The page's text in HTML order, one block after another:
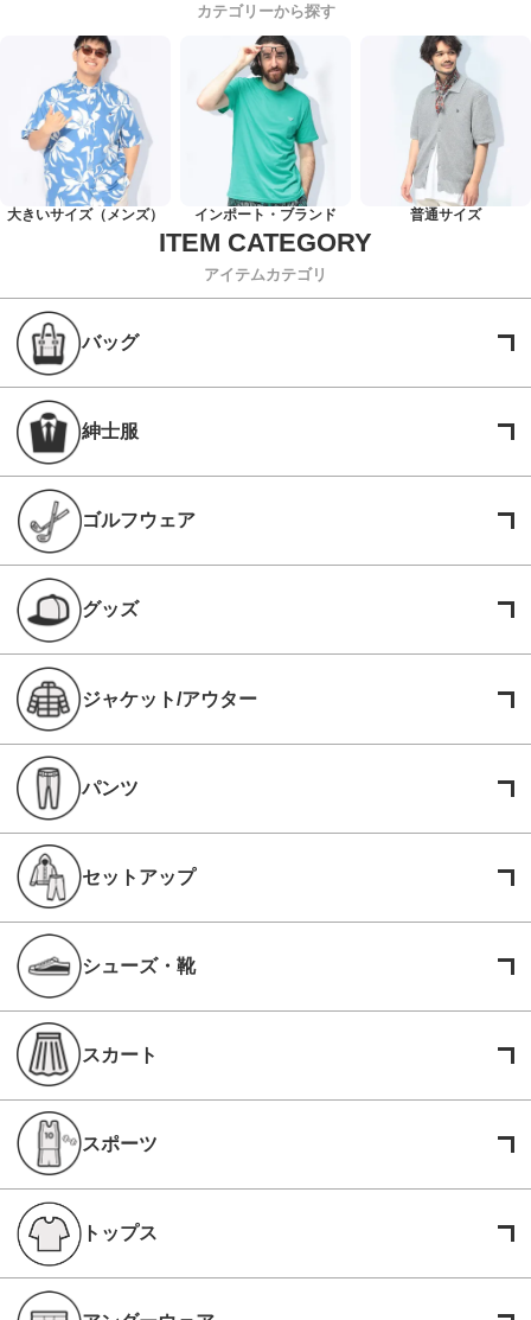
カテゴリーから探す
大きいサイズ（メンズ） インポート・ブランド 普通サイズ
アイテムカテゴリ
バッグ
紳士服
ゴルフウェア
グッズ
ジャケット/アウター
パンツ
セットアップ
シューズ・靴
スカート
スポーツ
トップス